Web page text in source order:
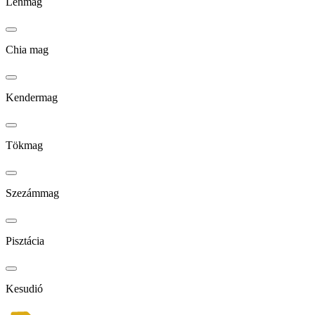
Chia mag
Kendermag
Tökmag
Szezámmag
Pisztácia
Kesudió